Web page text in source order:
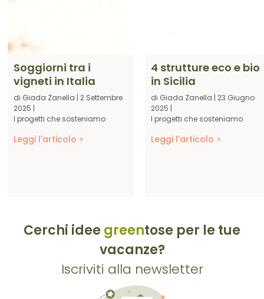
Soggiorni tra i
vigneti in Italia
di Giada Zanella | 2 Settembre
2025 |
I progetti che sosteniamo
Leggi l'articolo >
4 strutture eco e bio
in Sicilia
di Giada Zanella | 23 Giugno
2025 |
I progetti che sosteniamo
Leggi l'articolo >
Cerchi idee greentose per le tue
vacanze?
Iscriviti alla newsletter